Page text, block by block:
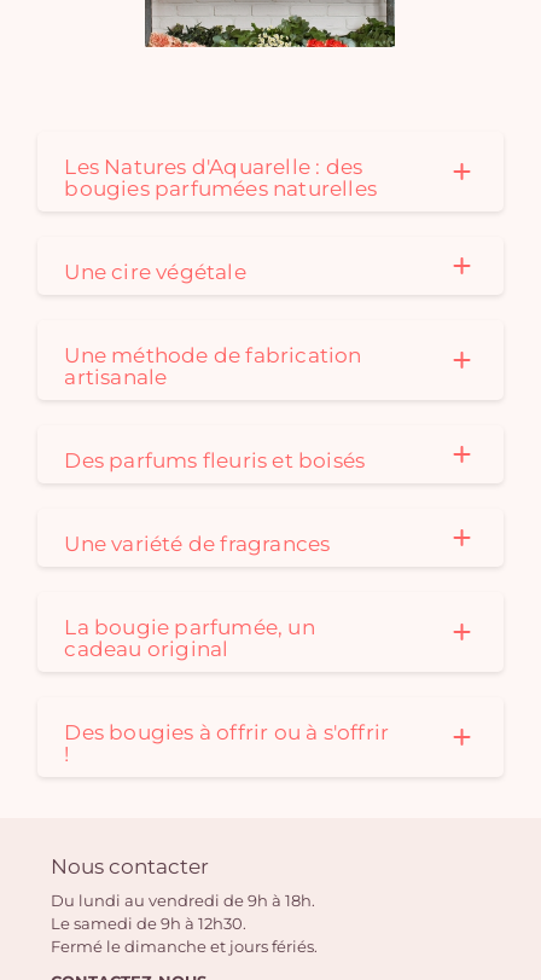
Les Natures d'Aquarelle : des
bougies parfumées naturelles
Une cire végétale
Une méthode de fabrication
artisanale
Des parfums fleuris et boisés
Une variété de fragrances
La bougie parfumée, un
cadeau original
Des bougies à offrir ou à s'offrir
!
Nous contacter
Du lundi au vendredi de 9h à 18h.
Le samedi de 9h à 12h30.
Fermé le dimanche et jours fériés.